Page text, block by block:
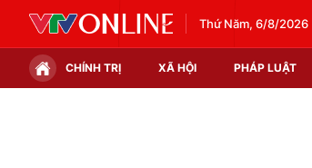
Thứ Năm, 6/8/2026
CHÍNH TRỊ XÃ HỘI PHÁP LUẬT